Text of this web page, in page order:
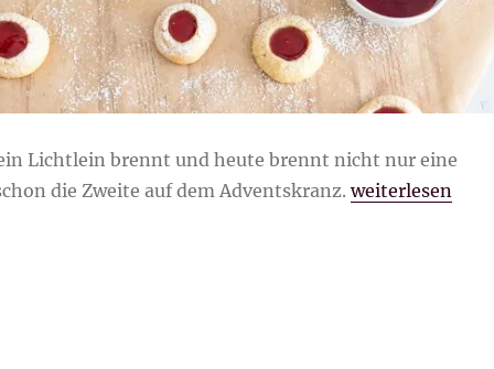
Lichtlein brennt und heute brennt nicht nur eine
die Zweite auf dem Adventskranz.„Engelsaugen“
weiterlesen